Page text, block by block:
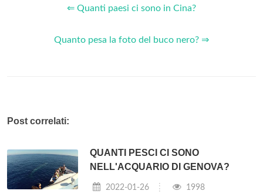
⇐ Quanti paesi ci sono in Cina?
Quanto pesa la foto del buco nero? ⇒
Post correlati:
QUANTI PESCI CI SONO
NELL'ACQUARIO DI GENOVA?
2022-01-26 1998